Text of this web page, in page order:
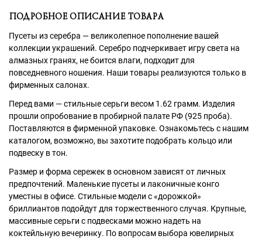
ПОДРОБНОЕ ОПИСАНИЕ ТОВАРА
Пусеты из серебра — великолепное пополнение вашей
коллекции украшений. Серебро подчеркивает игру света на
алмазных гранях, не боится влаги, подходит для
повседневного ношения. Наши товары реализуются только в
фирменных салонах.
Перед вами — стильные серьги весом 1.62 грамм. Изделия
прошли опробование в пробирной палате РФ (925 проба).
Поставляются в фирменной упаковке. Ознакомьтесь с нашим
каталогом, возможно, вы захотите подобрать кольцо или
подвеску в тон.
Размер и форма сережек в основном зависят от личных
предпочтений. Маленькие пусеты и лаконичные конго
уместны в офисе. Стильные модели с «дорожкой»
бриллиантов подойдут для торжественного случая. Крупные,
массивные серьги с подвесками можно надеть на
коктейльную вечеринку. По вопросам выбора ювелирных